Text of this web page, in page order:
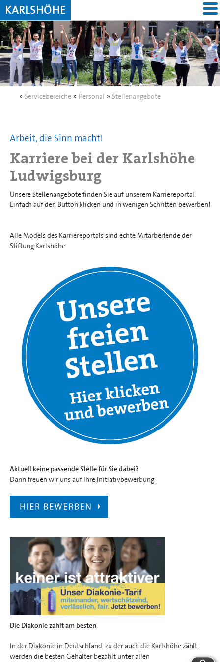
KARLSHÖHE
» Servicebereiche » Personal » Stellenangebote
Arbeit, die Sinn macht!
Karriere bei der Karlshöhe
Ludwigsburg
Unsere Stellenangebote finden Sie auf unserem Karriereportal.
Einfach auf den Button klicken und in wenigen Schritten bewerben!
Alle Models des Karriereportals sind echte Mitarbeitende der
Stiftung Karlshöhe.
Aktuell keine passende Stelle für Sie dabei?
Dann freuen wir uns auf Ihre Initiativbewerbung.
Die Diakonie zahlt am besten
In der Diakonie in Deutschland, zu der auch die Karlshöhe zählt,
werden die besten Gehälter bezahlt unter allen